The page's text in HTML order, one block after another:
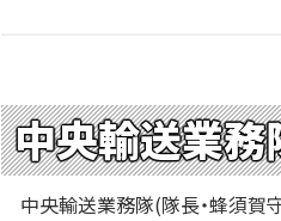
中央輸送業務
中央輸送業務隊(隊長・蜂須賀